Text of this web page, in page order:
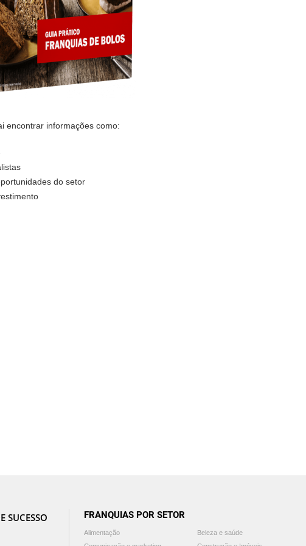
encontrar informações como:
do setor
SUCESSO FRANQUIAS POR SETOR
Alimentação Beleza e saúde